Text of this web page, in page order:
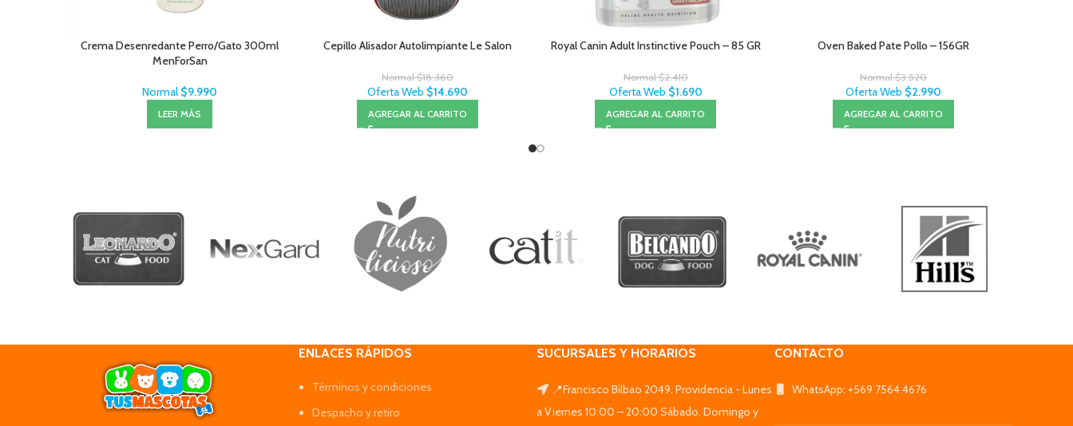
Crema Desenredante Perro/Gato 300ml
MenForSan
Normal $9.990
LEER MÁS
Cepillo Alisador Autolimpiante Le Salon
Normal$18.360
Oferta Web $14.690
AGREGAR AL CARRITO
Royal Canin Adult Instinctive Pouch – 85 GR
Normal$2.410
Oferta Web $1.690
AGREGAR AL CARRITO
Oven Baked Pate Pollo – 156GR
Normal$3.520
Oferta Web $2.990
AGREGAR AL CARRITO
ENLACES RÁPIDOS
Términos y condiciones
Despacho y retiro
SUCURSALES Y HORARIOS
📍Francisco Bilbao 2049, Providencia - Lunes
a Viernes 10:00 – 20:00 Sábado, Domingo y
CONTACTO
WhatsApp: +569 7564 4676